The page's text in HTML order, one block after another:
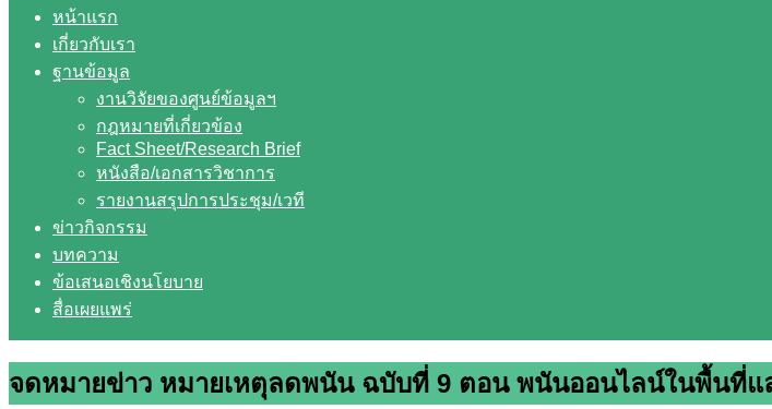
หน้าแรก
เกี่ยวกับเรา
ฐานข้อมูล
งานวิจัยของศูนย์ข้อมูลฯ
กฎหมายที่เกี่ยวข้อง
Fact Sheet/Research Brief
หนังสือ/เอกสารวิชาการ
รายงานสรุปการประชุม/เวที
ข่าวกิจกรรม
บทความ
ข้อเสนอเชิงนโยบาย
สื่อเผยแพร่
จดหมายข่าว หมายเหตุลดพนัน ฉบับที่ 9 ตอน พนันออนไลน์ในพื้นที่